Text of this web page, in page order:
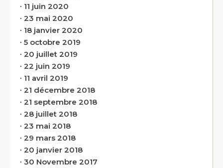
∙ 11 juin 2020
∙ 23 mai 2020
∙ 18 janvier 2020
∙ 5 octobre 2019
∙ 20 juillet 2019
∙ 22 juin 2019
∙ 11 avril 2019
∙ 21 décembre 2018
∙ 21 septembre 2018
∙ 28 juillet 2018
∙ 23 mai 2018
∙ 29 mars 2018
∙ 20 janvier 2018
∙ 30 Novembre 2017